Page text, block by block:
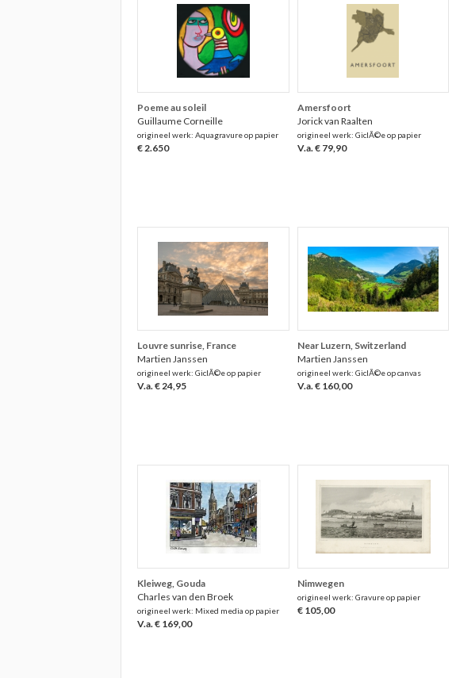
Poeme au soleil
Guillaume Corneille
origineel werk: Aquagravure op papier
€ 2.650
Amersfoort
Jorick van Raalten
origineel werk: GiclÃ©e op papier
V.a. € 79,90
Louvre sunrise, France
Martien Janssen
origineel werk: GiclÃ©e op papier
V.a. € 24,95
Near Luzern, Switzerland
Martien Janssen
origineel werk: GiclÃ©e op canvas
V.a. € 160,00
Kleiweg, Gouda
Charles van den Broek
origineel werk: Mixed media op papier
V.a. € 169,00
Nimwegen
origineel werk: Gravure op papier
€ 105,00